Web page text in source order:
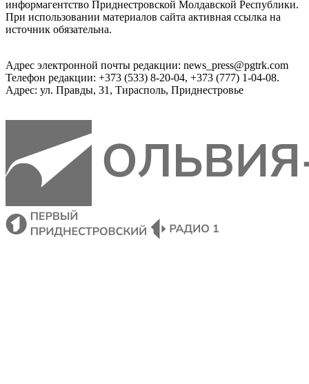
информагентство Приднестровской Молдавской Республики.
При использовании материалов сайта активная ссылка на
источник обязательна.
Адрес электронной почты редакции: news_press@pgtrk.com
Телефон редакции: +373 (533) 8-20-04, +373 (777) 1-04-08.
Адрес: ул. Правды, 31, Тирасполь, Приднестровье